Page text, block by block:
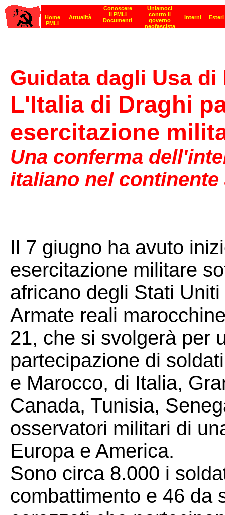
Guidata dagli Usa di
L'Italia di Draghi
esercitazione
Una conferma
italiano nel continente
Il 7 giugno ha avuto
esercitazione militare
africano degli Stati
Armate reali
21, che si svolgerà per
partecipazione di
e Marocco, di Italia,
Canada, Tunisia,
osservatori militari di
Europa e America.
Sono circa 8.000 i
combattimento e 46 da